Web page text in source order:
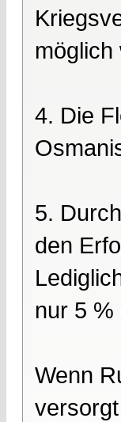
4. Die
5.
den
nur 5
Wenn